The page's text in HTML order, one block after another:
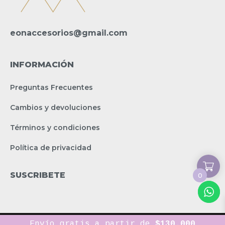
eonaccesorios@gmail.com
INFORMACIÓN
Preguntas Frecuentes
Cambios y devoluciones
Términos y condiciones
Política de privacidad
SUSCRIBETE
EON Accesorios ® - Todos los derechos reservados © 2023
0